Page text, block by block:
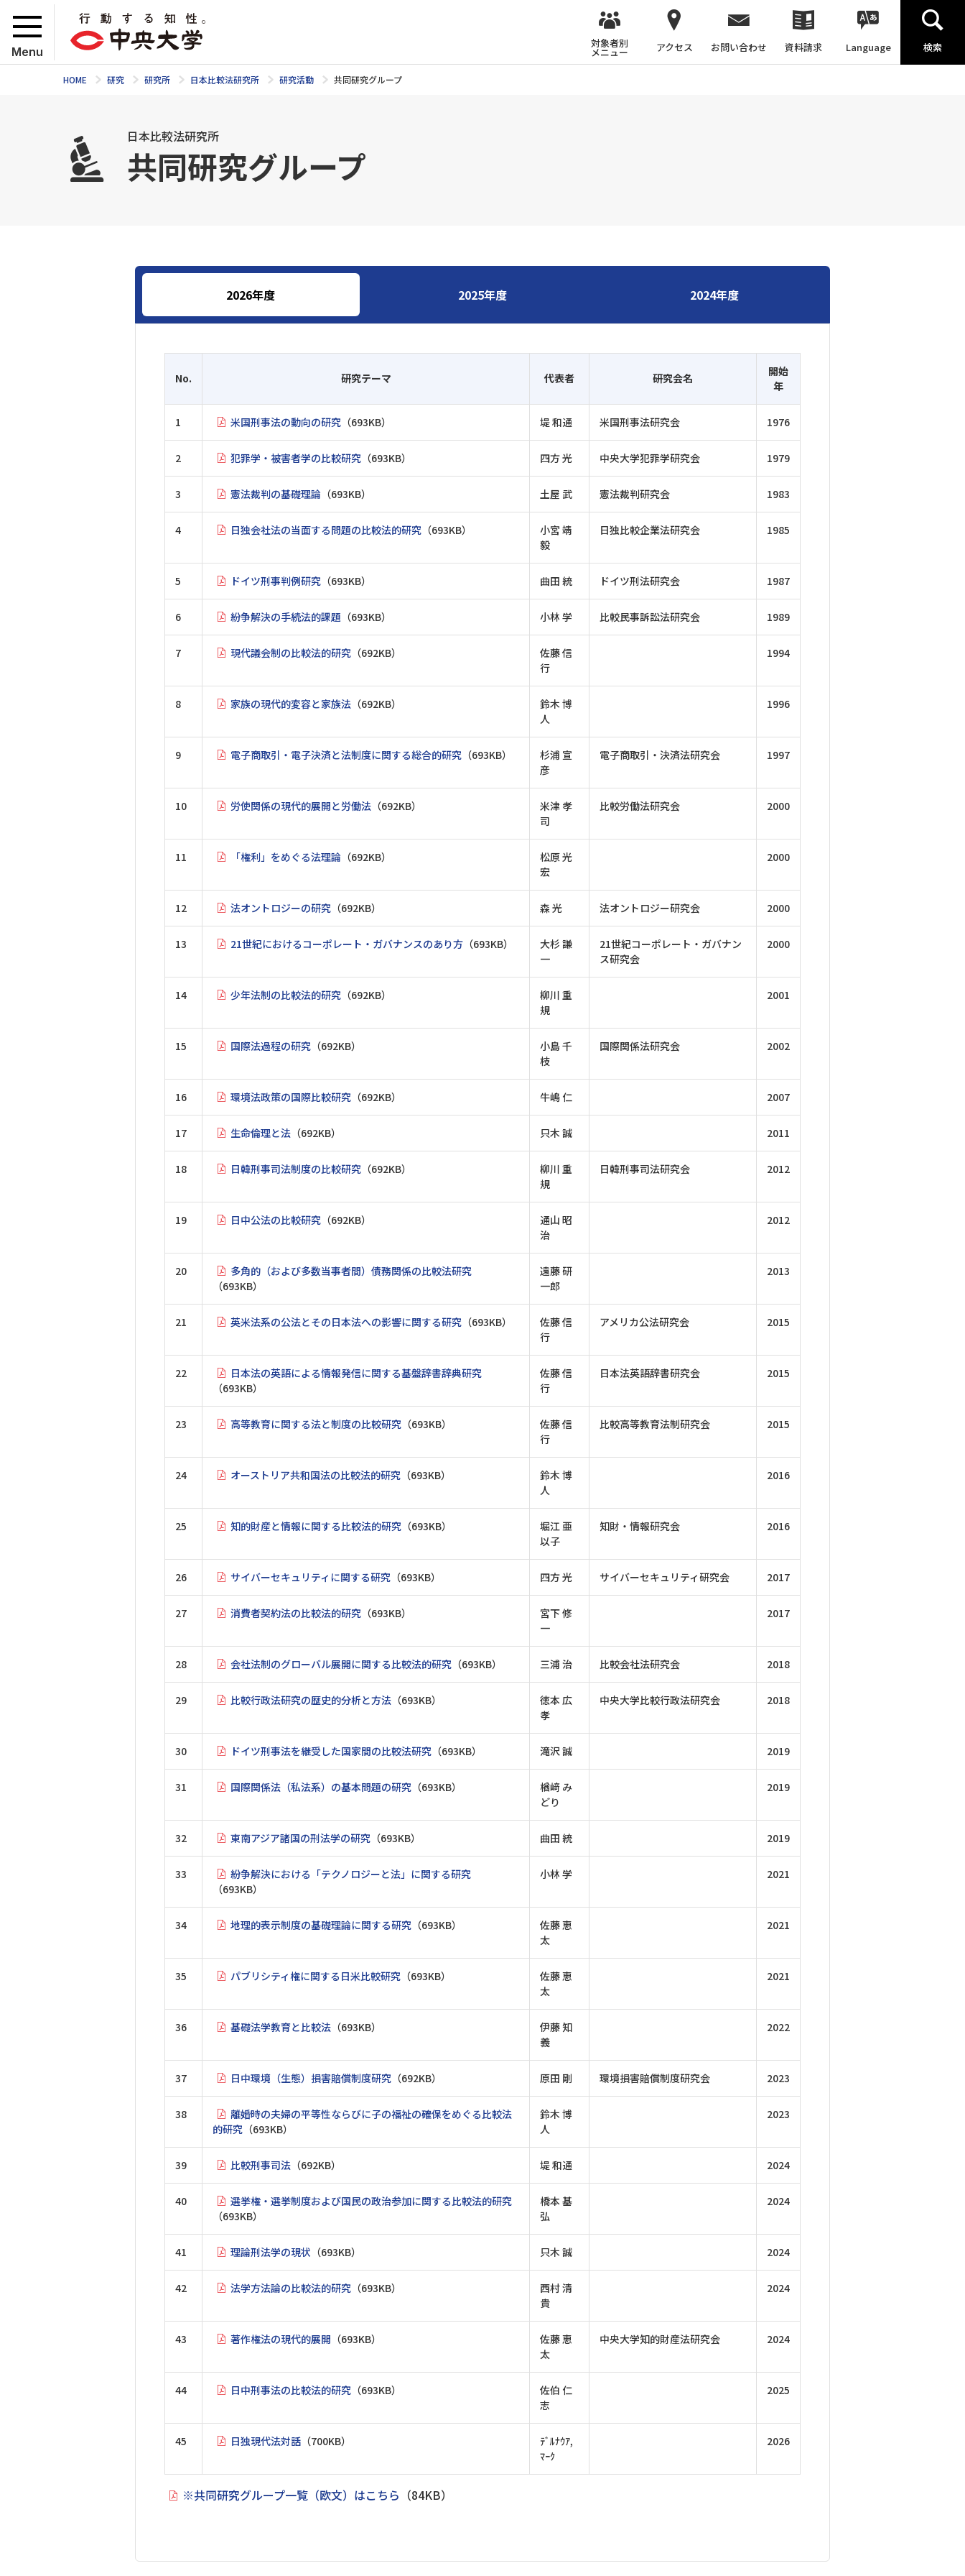
Menu
対象者別
メニュー アクセス お問い合わせ 資料請求 Language 検索
HOME 研究 研究所 日本比較法研究所 研究活動 共同研究グループ
日本比較法研究所
共同研究グループ
2026年度 2025年度 2024年度
No. 研究テーマ 代表者 研究会名
開始
年
1 米国刑事法の動向の研究 （693KB） 堤 和通 米国刑事法研究会 1976
2 犯罪学・被害者学の比較研究 （693KB） 四方 光 中央大学犯罪学研究会 1979
3 憲法裁判の基礎理論 （693KB） 土屋 武 憲法裁判研究会 1983
4 日独会社法の当面する問題の比較法的研究 （693KB）
小宮 靖
毅
日独比較企業法研究会 1985
5 ドイツ刑事判例研究 （693KB） 曲田 統 ドイツ刑法研究会 1987
6 紛争解決の手続法的課題 （693KB） 小林 学 比較民事訴訟法研究会 1989
7 現代議会制の比較法的研究 （692KB）
佐藤 信
行
1994
8 家族の現代的変容と家族法 （692KB）
鈴木 博
人
1996
9 電子商取引・電子決済と法制度に関する総合的研究 （693KB）
杉浦 宣
彦
電子商取引・決済法研究会 1997
10 労使関係の現代的展開と労働法 （692KB）
米津 孝
司
比較労働法研究会 2000
11 「権利」をめぐる法理論 （692KB）
松原 光
宏
2000
12 法オントロジーの研究 （692KB） 森 光 法オントロジー研究会 2000
13 21世紀におけるコーポレート・ガバナンスのあり方 （693KB）
大杉 謙
一
21世紀コーポレート・ガバナン
ス研究会
2000
14 少年法制の比較法的研究 （692KB）
柳川 重
規
2001
15 国際法過程の研究 （692KB）
小島 千
枝
国際関係法研究会 2002
16 環境法政策の国際比較研究 （692KB） 牛嶋 仁 2007
17 生命倫理と法 （692KB） 只木 誠 2011
18 日韓刑事司法制度の比較研究 （692KB）
柳川 重
規
日韓刑事司法研究会 2012
19 日中公法の比較研究 （692KB）
通山 昭
治
2012
20
多角的（および多数当事者間）債務関係の比較法研究
（693KB）
遠藤 研
一郎
2013
21 英米法系の公法とその日本法への影響に関する研究 （693KB）
佐藤 信
行
アメリカ公法研究会 2015
22
日本法の英語による情報発信に関する基盤辞書辞典研究
（693KB）
佐藤 信
行
日本法英語辞書研究会 2015
23 高等教育に関する法と制度の比較研究 （693KB）
佐藤 信
行
比較高等教育法制研究会 2015
24 オーストリア共和国法の比較法的研究 （693KB）
鈴木 博
人
2016
25 知的財産と情報に関する比較法的研究 （693KB）
堀江 亜
以子
知財・情報研究会 2016
26 サイバーセキュリティに関する研究 （693KB） 四方 光 サイバーセキュリティ研究会 2017
27 消費者契約法の比較法的研究 （693KB）
宮下 修
一
2017
28 会社法制のグローバル展開に関する比較法的研究 （693KB） 三浦 治 比較会社法研究会 2018
29 比較行政法研究の歴史的分析と方法 （693KB）
徳本 広
孝
中央大学比較行政法研究会 2018
30 ドイツ刑事法を継受した国家間の比較法研究 （693KB） 滝沢 誠 2019
31 国際関係法（私法系）の基本問題の研究 （693KB）
楢﨑 み
どり
2019
32 東南アジア諸国の刑法学の研究 （693KB） 曲田 統 2019
33
紛争解決における「テクノロジーと法」に関する研究
（693KB）
小林 学 2021
34 地理的表示制度の基礎理論に関する研究 （693KB）
佐藤 恵
太
2021
35 パブリシティ権に関する日米比較研究 （693KB）
佐藤 恵
太
2021
36 基礎法学教育と比較法 （693KB）
伊藤 知
義
2022
37 日中環境（生態）損害賠償制度研究 （692KB） 原田 剛 環境損害賠償制度研究会 2023
38
離婚時の夫婦の平等性ならびに子の福祉の確保をめぐる比較法
的研究 （693KB）
鈴木 博
人
2023
39 比較刑事司法 （692KB） 堤 和通 2024
40
選挙権・選挙制度および国民の政治参加に関する比較法的研究
（693KB）
橋本 基
弘
2024
41 理論刑法学の現状 （693KB） 只木 誠 2024
42 法学方法論の比較法的研究 （693KB）
西村 清
貴
2024
43 著作権法の現代的展開 （693KB）
佐藤 恵
太
中央大学知的財産法研究会 2024
44 日中刑事法の比較法的研究 （693KB）
佐伯 仁
志
2025
45 日独現代法対話 （700KB）
ﾃﾞﾙﾅｳｱ,
ﾏｰｸ
2026
※共同研究グループ一覧（欧文）はこちら （84KB）